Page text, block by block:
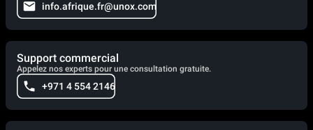
info.afrique.fr@unox.com
Support commercial
Appelez nos experts pour une consultation gratuite.
+971 4 554 2146